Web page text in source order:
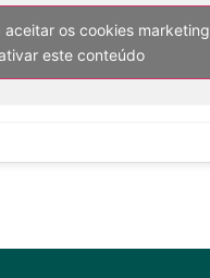
aceitar os cookies marketing
este conteúdo